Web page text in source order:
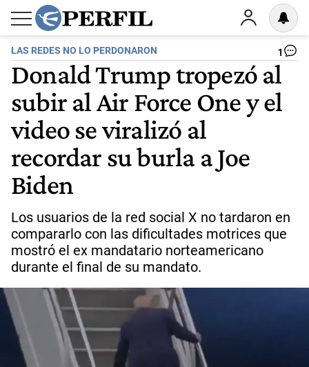
LAS REDES NO LO PERDONARON 1
Donald Trump tropezó al
subir al Air Force One y el
video se viralizó al
recordar su burla a Joe
Biden
Los usuarios de la red social X no tardaron en
compararlo con las dificultades motrices que
mostró el ex mandatario norteamericano
durante el final de su mandato.